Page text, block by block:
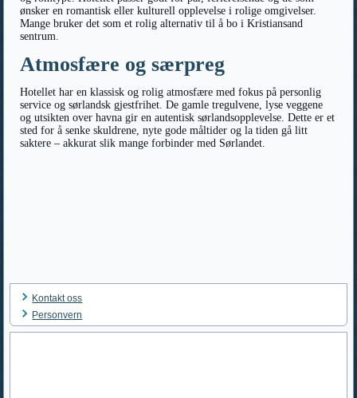
ønsker en romantisk eller kulturell opplevelse i rolige omgivelser.
Mange bruker det som et rolig alternativ til å bo i Kristiansand
sentrum.
Atmosfære og særpreg
Hotellet har en klassisk og rolig atmosfære med fokus på personlig
service og sørlandsk gjestfrihet. De gamle tregulvene, lyse veggene
og utsikten over havna gir en autentisk sørlandsopplevelse. Dette er et
sted for å senke skuldrene, nyte gode måltider og la tiden gå litt
saktere – akkurat slik mange forbinder med Sørlandet.
Kontakt oss
Personvern